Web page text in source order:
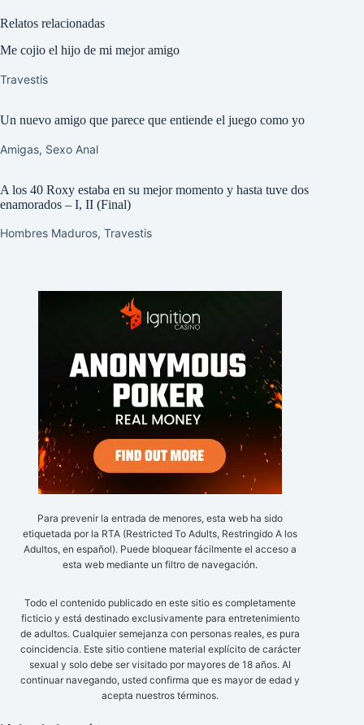
Relatos relacionadas
Me cojio el hijo de mi mejor amigo
Travestis
Un nuevo amigo que parece que entiende el juego como yo
Amigas, Sexo Anal
A los 40 Roxy estaba en su mejor momento y hasta tuve dos
enamorados – I, II (Final)
Hombres Maduros, Travestis
Para prevenir la entrada de menores, esta web ha sido
etiquetada por la RTA (Restricted To Adults, Restringido A los
Adultos, en español). Puede bloquear fácilmente el acceso a
esta web mediante un filtro de navegación.
Todo el contenido publicado en este sitio es completamente
ficticio y está destinado exclusivamente para entretenimiento
de adultos. Cualquier semejanza con personas reales, es pura
coincidencia. Este sitio contiene material explícito de carácter
sexual y solo debe ser visitado por mayores de 18 años. Al
continuar navegando, usted confirma que es mayor de edad y
acepta nuestros términos.